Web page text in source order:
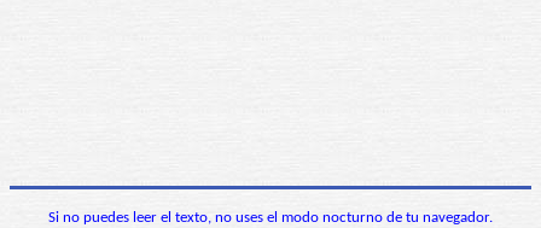
Si no puedes leer el texto, no uses el modo nocturno de tu navegador.